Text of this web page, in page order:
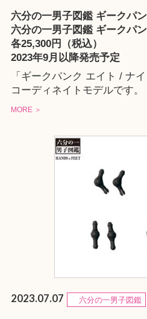
六分の一男子図鑑 ギークパ
六分の一男子図鑑 ギークパ
各25,300円（税込）
2023年9月以降発売予定
「ギークパンク エイト / ナ
コーディネイトモデルです。
MORE ＞
2023.07.07 六分の一男子図鑑